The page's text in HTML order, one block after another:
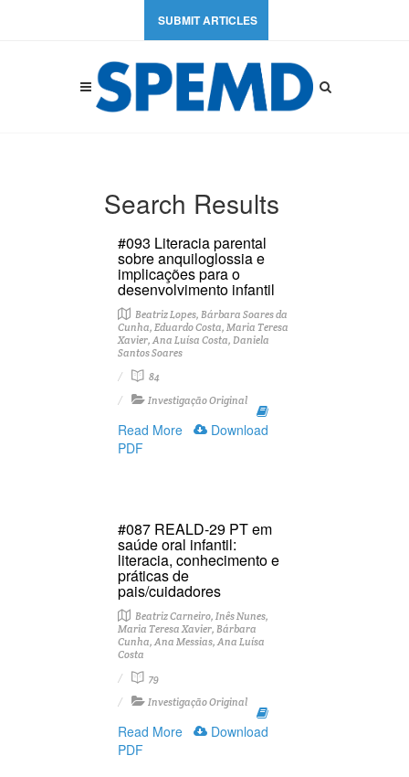
SUBMIT ARTICLES
Search Results
#093 Literacia parental
sobre anquiloglossia e
implicações para o
desenvolvimento infantil
Beatriz Lopes, Bárbara Soares da
Cunha, Eduardo Costa, Maria Teresa
Xavier, Ana Luísa Costa, Daniela
Santos Soares
84
Investigação Original
Read More
Download
PDF
#087 REALD-29 PT em
saúde oral infantil:
literacia, conhecimento e
práticas de
pais/cuidadores
Beatriz Carneiro, Inês Nunes,
Maria Teresa Xavier, Bárbara
Cunha, Ana Messias, Ana Luísa
Costa
79
Investigação Original
Read More
Download
PDF